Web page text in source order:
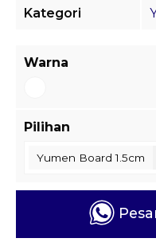
Kategori
Warna
Pilihan
Yumen Board 1.5cm